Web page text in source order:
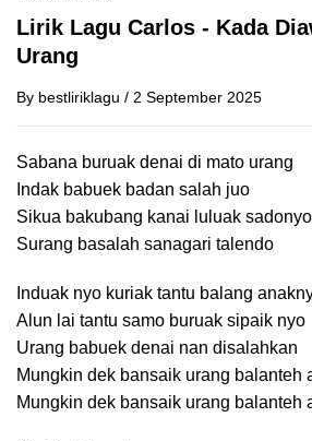
Lirik Lagu Carlos - Kada
Urang
By bestliriklagu / 2 September 2025
Sabana buruak denai di mato urang
Indak babuek badan salah juo
Sikua bakubang kanai luluak sadonyo
Surang basalah sanagari talendo
Induak nyo kuriak tantu balang
Alun lai tantu samo buruak sipaik nyo
Urang babuek denai nan disalahkan
Mungkin dek bansaik urang balanteh
Mungkin dek bansaik urang balanteh